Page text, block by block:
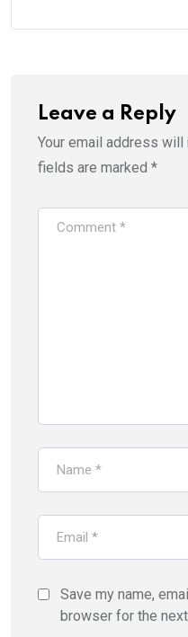
Leave a Reply
Your email address
fields are marked *
Save my name,
browser for the